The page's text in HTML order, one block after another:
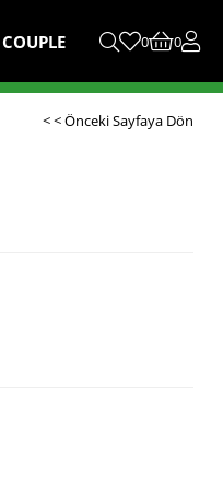
COUPLE 0 0
< < Önceki Sayfaya Dön